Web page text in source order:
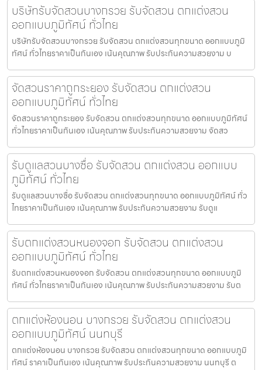
บริษัทรับจัดสวนบางกรวย รับจัดสวน ตกแต่งสวน
ออกแบบภูมิทัศน์ ทั่วไทย
บริษัทรับจัดสวนบางกรวย รับจัดสวน ตกแต่งสวนทุกขนาด ออกแบบภูมิ
ทัศน์ ทั่วไทยราคาเป็นกันเอง เน้นคุณภาพ รับประกันความสวยงาม บ
จัดสวนราคาถูกระยอง รับจัดสวน ตกแต่งสวน
ออกแบบภูมิทัศน์ ทั่วไทย
จัดสวนราคาถูกระยอง รับจัดสวน ตกแต่งสวนทุกขนาด ออกแบบภูมิทัศน์
ทั่วไทยราคาเป็นกันเอง เน้นคุณภาพ รับประกันความสวยงาม จัดสว
รับดูแลสวนบางซื่อ รับจัดสวน ตกแต่งสวน ออกแบบ
ภูมิทัศน์ ทั่วไทย
รับดูแลสวนบางซื่อ รับจัดสวน ตกแต่งสวนทุกขนาด ออกแบบภูมิทัศน์ ทั่ว
ไทยราคาเป็นกันเอง เน้นคุณภาพ รับประกันความสวยงาม รับดูแ
รับตกแต่งสวนหนองจอก รับจัดสวน ตกแต่งสวน
ออกแบบภูมิทัศน์ ทั่วไทย
รับตกแต่งสวนหนองจอก รับจัดสวน ตกแต่งสวนทุกขนาด ออกแบบภูมิ
ทัศน์ ทั่วไทยราคาเป็นกันเอง เน้นคุณภาพ รับประกันความสวยงาม รับต
ตกแต่งห้องนอน บางกรวย รับจัดสวน ตกแต่งสวน
ออกแบบภูมิทัศน์ นนทบุรี
ตกแต่งห้องนอน บางกรวย รับจัดสวน ตกแต่งสวนทุกขนาด ออกแบบภูมิ
ทัศน์ ราคาเป็นกันเอง เน้นคุณภาพ รับประกันความสวยงาม นนทบุรี ต